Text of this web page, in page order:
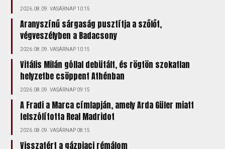
2026.08.09. VASÁRNAP 10:15
Aranyszínű sárgaság pusztítja a szőlőt,
végveszélyben a Badacsony
2026.08.09. VASÁRNAP 10:15
Vitális Milán góllal debütált, és rögtön szokatlan
helyzetbe csöppent Athénban
2026.08.09. VASÁRNAP 09:15
A Fradi a Marca címlapján, amely Arda Güler miatt
felszólította Real Madridot
2026.08.09. VASÁRNAP 08:15
Visszatért a gázpiaci rémálom